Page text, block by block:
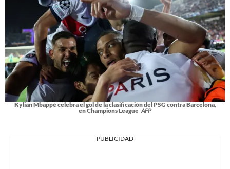
Kylian Mbappé celebra el gol de la clasificación del PSG contra Barcelona,
en Champions League AFP
PUBLICIDAD